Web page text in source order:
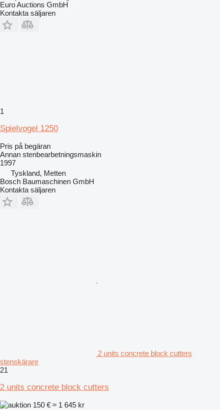
Euro Auctions GmbH
Kontakta säljaren
1
Spielvogel 1250
Pris på begäran
Annan stenbearbetningsmaskin
1997
Tyskland, Metten
Bosch Baumaschinen GmbH
Kontakta säljaren
2 units concrete block cutters
stenskärare
21
2 units concrete block cutters
150 € ≈ 1 645 kr